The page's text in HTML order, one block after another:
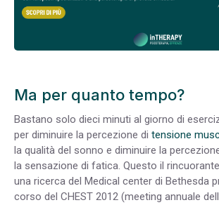
Ma per quanto tempo?
Bastano solo dieci minuti al giorno di
per diminuire la percezione di tensione
la qualità del sonno e diminuire la
la sensazione di fatica. Questo il
una ricerca del Medical center di Bethesda
corso del CHEST 2012 (meeting annuale